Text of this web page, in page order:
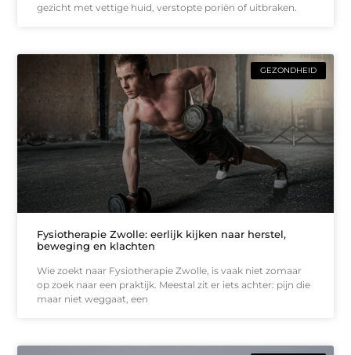
gezicht met vettige huid, verstopte poriën of uitbraken.
GEZONDHEID
Fysiotherapie Zwolle: eerlijk kijken naar herstel,
beweging en klachten
Wie zoekt naar Fysiotherapie Zwolle, is vaak niet zomaar
op zoek naar een praktijk. Meestal zit er iets achter: pijn die
maar niet weggaat, een